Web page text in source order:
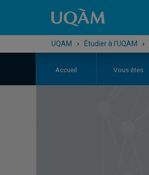
UQAM › Étudier à l'UQAM ›
Accueil Vous êtes